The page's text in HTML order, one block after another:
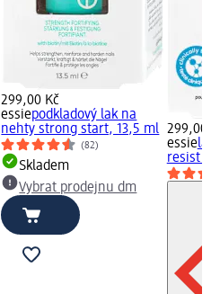
299,00 Kč
essiepodkladový lak na
nehty strong start, 13,5 ml
(82)
Skladem
Vybrat prodejnu dm
299,00
essielak
resist